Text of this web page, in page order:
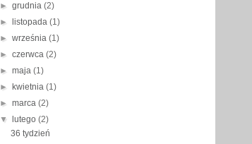
►grudnia(2)
►
listopada(1)
►września(1)
►czerwca(2)
►maja(1)
►
kwietnia(1)
►marca(2)
▼
lutego(2)
36 tydzień